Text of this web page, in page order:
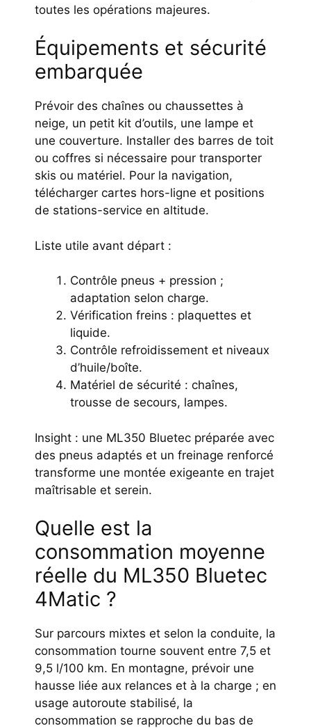
toutes les opérations majeures.
Équipements et sécurité
embarquée
Prévoir des chaînes ou chaussettes à
neige, un petit kit d’outils, une lampe et
une couverture. Installer des barres de toit
ou coffres si nécessaire pour transporter
skis ou matériel. Pour la navigation,
télécharger cartes hors-ligne et positions
de stations-service en altitude.
Liste utile avant départ :
Contrôle pneus + pression ;
adaptation selon charge.
Vérification freins : plaquettes et
liquide.
Contrôle refroidissement et niveaux
d’huile/boîte.
Matériel de sécurité : chaînes,
trousse de secours, lampes.
Insight : une ML350 Bluetec préparée avec
des pneus adaptés et un freinage renforcé
transforme une montée exigeante en trajet
maîtrisable et serein.
Quelle est la
consommation moyenne
réelle du ML350 Bluetec
4Matic ?
Sur parcours mixtes et selon la conduite, la
consommation tourne souvent entre 7,5 et
9,5 l/100 km. En montagne, prévoir une
hausse liée aux relances et à la charge ; en
usage autoroute stabilisé, la
consommation se rapproche du bas de